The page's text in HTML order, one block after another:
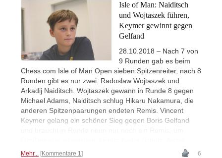
Isle of Man: Naiditsch
und Wojtaszek führen,
Keymer gewinnt gegen
Gelfand
28.10.2018 – Nach 7 von
9 Runden gab es beim
Chess.com Isle of Man Open sieben Spitzenreiter, nach 8
Runden gibt es nur zwei: Radoslaw Wojtaszek und
Arkadij Naiditsch. Wojtaszek gewann in Runde 8 gegen
Michael Adams, Naiditsch schlug Hikaru Nakamura, die
anderen Spitzenpaarungen endeten Remis. Vincent
Keymer gelang ein schöner Sieg gegen Boris Gelfand
Mehr... Kommentare 1 6